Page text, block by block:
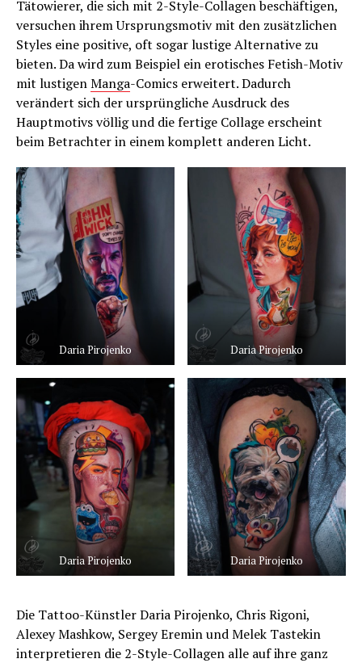
Tätowierer, die sich mit 2-Style-Collagen beschäftigen,
versuchen ihrem Ursprungsmotiv mit den zusätzlichen
Styles eine positive, oft sogar lustige Alternative zu
bieten. Da wird zum Beispiel ein erotisches Fetish-Motiv
mit lustigenManga-Comics erweitert. Dadurch
verändert sich der ursprüngliche Ausdruck des
Hauptmotivs völlig und die fertige Collage erscheint
beim Betrachter in einem komplett anderen Licht.
Daria Pirojenko Daria Pirojenko
Daria Pirojenko Daria Pirojenko
Die Tattoo-Künstler Daria Pirojenko, Chris Rigoni,
Alexey Mashkow, Sergey Eremin und Melek Tastekin
interpretieren die 2-Style-Collagen alle auf ihre ganz